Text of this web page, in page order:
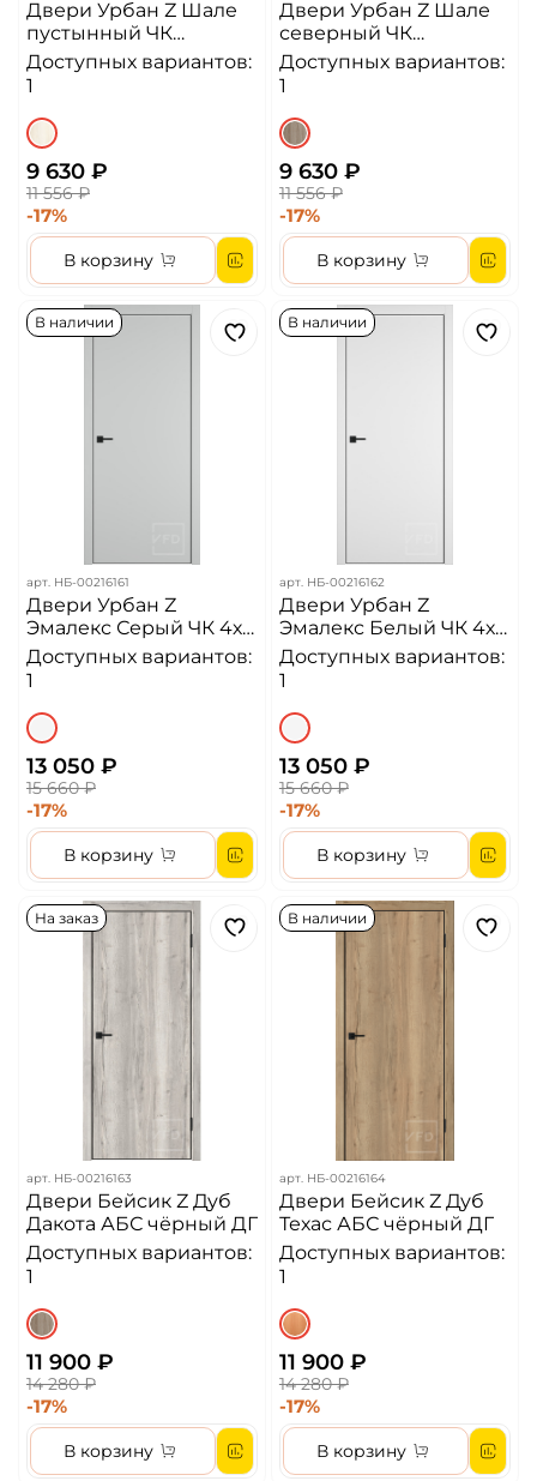
Двери Урбан Z Шале
пустынный ЧК
Алюминиевая кромка
ДГ
Доступных вариантов:
1
9 630 ₽
11 556 ₽
-17%
В корзину
Двери Урбан Z Шале
северный ЧК
Алюминиевая кромка
ДГ
Доступных вариантов:
1
9 630 ₽
11 556 ₽
-17%
В корзину
В наличии
арт. НБ-00216161
Двери Урбан Z
Эмалекс Серый ЧК 4х4
Алюминиевая кромка
ДГ
Доступных вариантов:
1
13 050 ₽
15 660 ₽
-17%
В корзину
В наличии
арт. НБ-00216162
Двери Урбан Z
Эмалекс Белый ЧК 4х4
Алюминиевая кромка
ДГ
Доступных вариантов:
1
13 050 ₽
15 660 ₽
-17%
В корзину
На заказ
арт. НБ-00216163
Двери Бейсик Z Дуб
Дакота АБС чёрный ДГ
Доступных вариантов:
1
11 900 ₽
14 280 ₽
-17%
В корзину
В наличии
арт. НБ-00216164
Двери Бейсик Z Дуб
Техас АБС чёрный ДГ
Доступных вариантов:
1
11 900 ₽
14 280 ₽
-17%
В корзину